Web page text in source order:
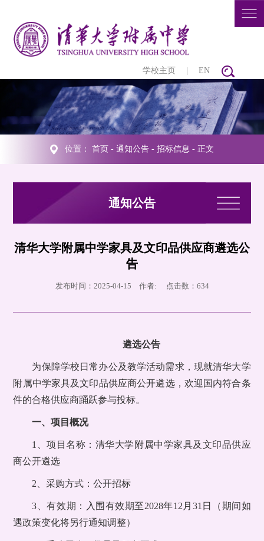
学校主页 EN
位置： 首页 - 通知公告 - 招标信息 - 正文
通知公告
清华大学附属中学家具及文印品供应商遴选公
告
发布时间：2025-04-15 作者: 点击数： 634
遴选公告
为保障学校日常办公及教学活动需求，现就清华大学
附属中学家具及文印品供应商公开遴选，欢迎国内符合条
件的合格供应商踊跃参与投标。
一、项目概况
1、项目名称：清华大学附属中学家具及文印品供应
商公开遴选
2、采购方式：公开招标
3、有效期：入围有效期至2028年12月31日（期间如
遇政策变化将另行通知调整）